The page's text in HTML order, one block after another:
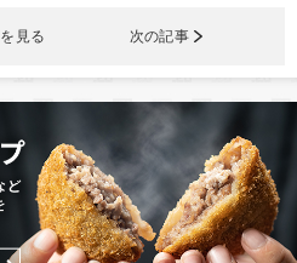
見る 次の記事